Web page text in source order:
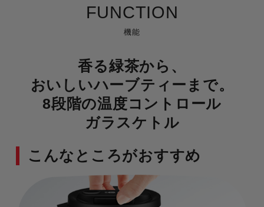
機能
FUNCTION
香る緑茶から、
おいしいハーブティーまで。
8段階の温度コントロール
ガラスケトル
こんなところがおすすめ